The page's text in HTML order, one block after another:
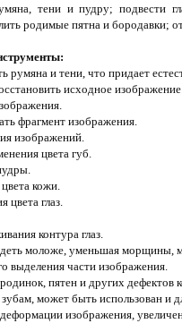
тени и пудру; подвести
родимые пятна и бородавки;
румяна и тени, что придает
исходное
фрагмент изображения.
изображений.
цвета губ.
кожи.
цвета глаз.
контура глаз.
моложе, уменьшая морщины,
выделения части изображения.
пятен и других дефектов
может быть использован и
изображения,